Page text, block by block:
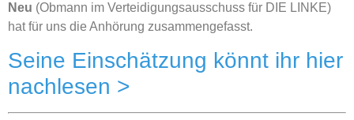
Neu (Obmann im Verteidigungsausschuss für DIE LINKE)
hat für uns die Anhörung zusammengefasst.
Seine Einschätzung könnt ihr hier
nachlesen >